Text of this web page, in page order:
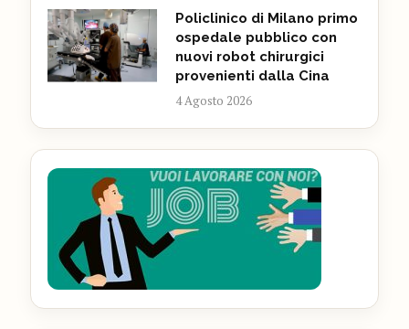
Policlinico di Milano primo
ospedale pubblico con
nuovi robot chirurgici
provenienti dalla Cina
4 Agosto 2026